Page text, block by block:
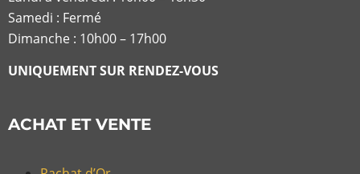
Samedi : Fermé
Dimanche : 10h00 – 17h00
UNIQUEMENT SUR RENDEZ-VOUS
ACHAT ET VENTE